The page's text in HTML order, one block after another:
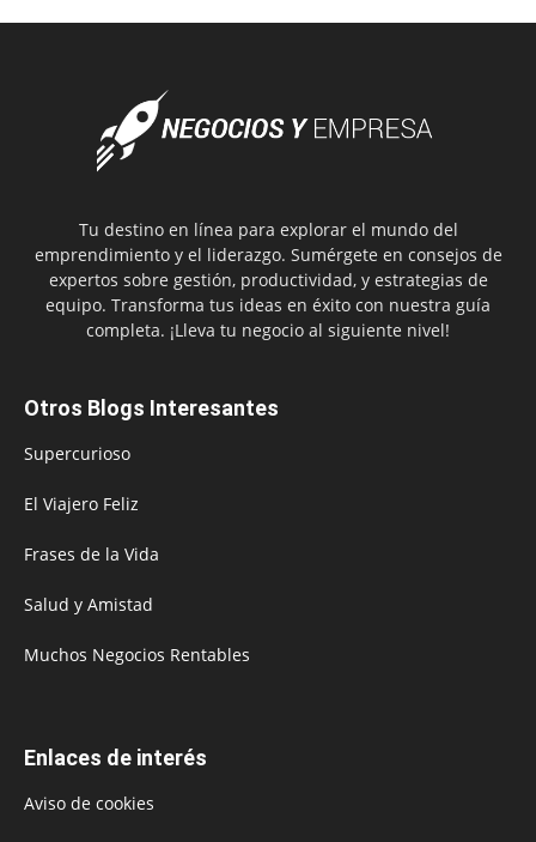
Tu destino en línea para explorar el mundo del
emprendimiento y el liderazgo. Sumérgete en consejos de
expertos sobre gestión, productividad, y estrategias de
equipo. Transforma tus ideas en éxito con nuestra guía
completa. ¡Lleva tu negocio al siguiente nivel!
Otros Blogs Interesantes
Supercurioso
El Viajero Feliz
Frases de la Vida
Salud y Amistad
Muchos Negocios Rentables
Enlaces de interés
Aviso de cookies